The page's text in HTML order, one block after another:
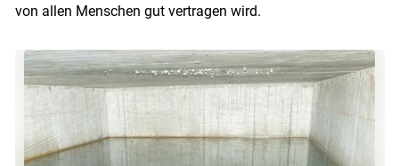
von allen Menschen gut vertragen wird.